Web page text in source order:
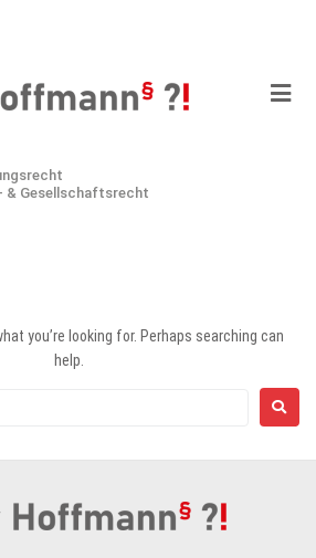
& Gesellschaftsrecht
you’re looking for. Perhaps searching can
help.